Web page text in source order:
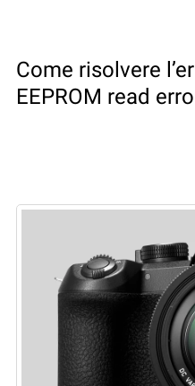
Come risolvere
EEPROM read